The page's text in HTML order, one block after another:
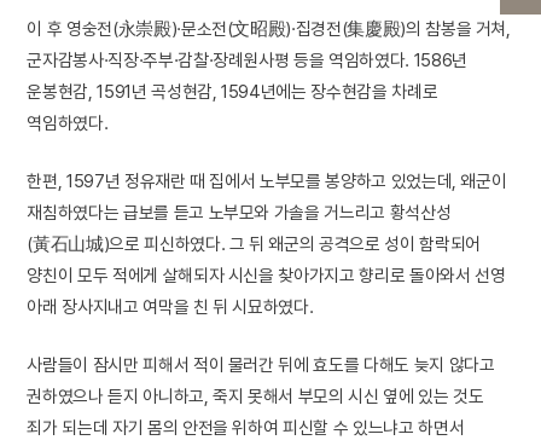
이 후 영숭전(永崇殿)·문소전(文昭殿)·집경전(集慶殿)의 참봉을 거쳐,
군자감봉사·직장·주부·감찰·장례원사평 등을 역임하였다. 1586년
운봉현감, 1591년 곡성현감, 1594년에는 장수현감을 차례로
역임하였다.
한편, 1597년 정유재란 때 집에서 노부모를 봉양하고 있었는데, 왜군이
재침하였다는 급보를 듣고 노부모와 가솔을 거느리고 황석산성
(黃石山城)으로 피신하였다. 그 뒤 왜군의 공격으로 성이 함락되어
양친이 모두 적에게 살해되자 시신을 찾아가지고 향리로 돌아와서 선영
아래 장사지내고 여막을 친 뒤 시묘하였다.
사람들이 잠시만 피해서 적이 물러간 뒤에 효도를 다해도 늦지 않다고
권하였으나 듣지 아니하고, 죽지 못해서 부모의 시신 옆에 있는 것도
죄가 되는데 자기 몸의 안전을 위하여 피신할 수 있느냐고 하면서